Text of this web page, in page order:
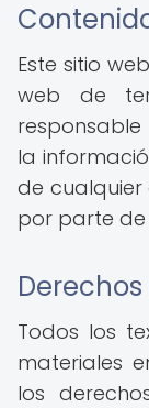
Este sitio
web de
la
de
por parte de
Todos los
materiales
los